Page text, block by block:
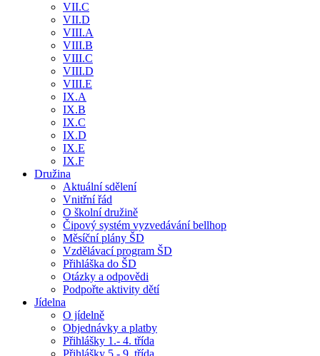
VII.C
VII.D
VIII.A
VIII.B
VIII.C
VIII.D
VIII.E
IX.A
IX.B
IX.C
IX.D
IX.E
IX.F
Družina
Aktuální sdělení
Vnitřní řád
O školní družině
Čipový systém vyzvedávání bellhop
Měsíční plány ŠD
Vzdělávací program ŠD
Přihláška do ŠD
Otázky a odpovědi
Podpořte aktivity dětí
Jídelna
O jídelně
Objednávky a platby
Přihlášky 1.- 4. třída
Přihlášky 5.- 9. třída